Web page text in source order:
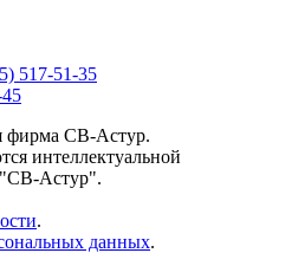
517-51-35
фирма СВ-Астур.
интеллектуальной
"СВ-Астур".
.
данных.